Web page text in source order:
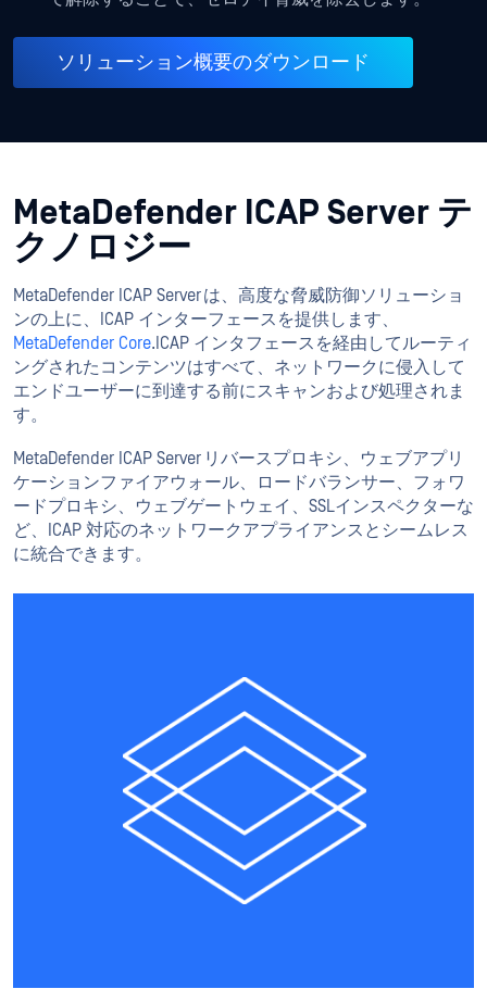
ソリューション概要のダウンロード
MetaDefender ICAP Server テ
クノロジー
MetaDefender ICAP Server は、高度な脅威防御ソリューショ
ンの上に、ICAP インターフェースを提供します、
MetaDefender Core.ICAP インタフェースを経由してルーティ
ングされたコンテンツはすべて、ネットワークに侵入して
エンドユーザーに到達する前にスキャンおよび処理されま
す。
MetaDefender ICAP Server リバースプロキシ、ウェブアプリ
ケーションファイアウォール、ロードバランサー、フォワ
ードプロキシ、ウェブゲートウェイ、SSLインスペクターな
ど、ICAP 対応のネットワークアプライアンスとシームレス
に統合できます。